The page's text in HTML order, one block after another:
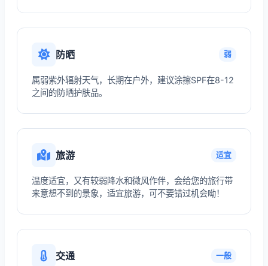
防晒 弱
属弱紫外辐射天气，长期在户外，建议涂擦SPF在8-12
之间的防晒护肤品。
旅游 适宜
温度适宜，又有较弱降水和微风作伴，会给您的旅行带
来意想不到的景象，适宜旅游，可不要错过机会呦！
交通 一般